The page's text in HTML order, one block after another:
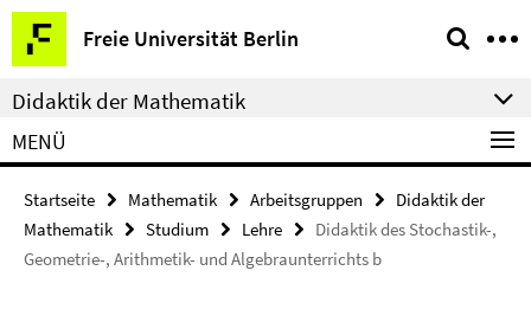
Springe
direkt
zu
Inhalt
Freie Universität Berlin
Service-
Navigation
Didaktik der Mathematik
MENÜ
Startseite Mathematik Arbeitsgruppen
Didaktik der
Mathematik
Studium Lehre
Didaktik des Stochastik-,
Geometrie-, Arithmetik- und Algebraunterrichts b